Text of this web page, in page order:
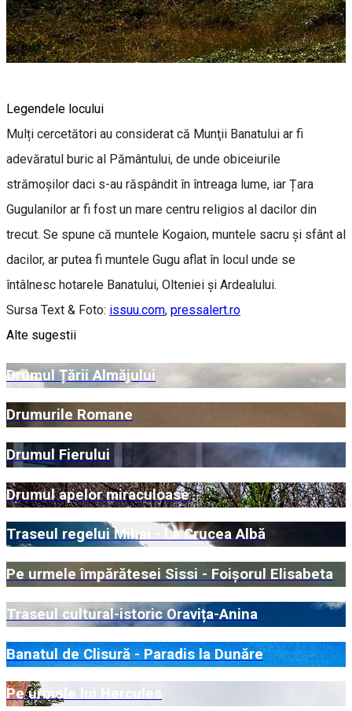
Legendele locului
Mulți cercetători au considerat că Munţii Banatului ar fi
adevăratul buric al Pământului, de unde obiceiurile
strămoşilor daci s-au răspândit în întreaga lume, iar Țara
Gugulanilor ar fi fost un mare centru religios al dacilor din
trecut. Se spune că muntele Kogaion, muntele sacru şi sfânt al
dacilor, ar putea fi muntele Gugu aflat în locul unde se
întâlnesc hotarele Banatului, Olteniei şi Ardealului.
Sursa Text & Foto: issuu.com, pressalert.ro
Alte sugestii
Drumul Țării Almăjului
Drumurile Romane
Drumul Fierului
Drumul apelor miraculoase
Traseul regelui Mihai - La Crucea Albă
Pe urmele împărătesei Sissi - Foișorul Elisabeta
Traseul cultural-istoric Oravița-Anina
Banatul de Clisură - Paradis la Dunăre
Pe urmele lui Hercules